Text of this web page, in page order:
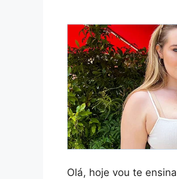
Olá, hoje vou te